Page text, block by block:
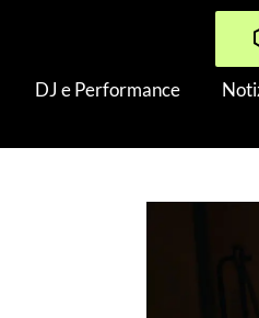
DJ e Performance